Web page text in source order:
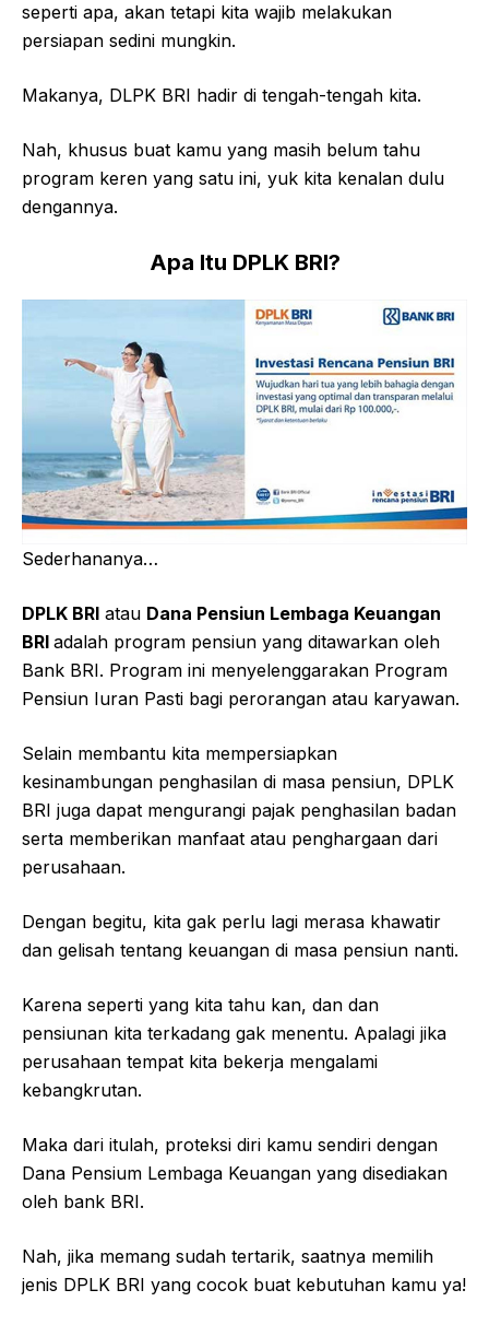
seperti apa, akan tetapi kita wajib melakukan
persiapan sedini mungkin.
Makanya, DLPK BRI hadir di tengah-tengah kita.
Nah, khusus buat kamu yang masih belum tahu
program keren yang satu ini, yuk kita kenalan dulu
dengannya.
Apa Itu DPLK BRI?
Sederhananya…
DPLK BRI atau Dana Pensiun Lembaga Keuangan
BRI adalah program pensiun yang ditawarkan oleh
Bank BRI. Program ini menyelenggarakan Program
Pensiun Iuran Pasti bagi perorangan atau karyawan.
Selain membantu kita mempersiapkan
kesinambungan penghasilan di masa pensiun, DPLK
BRI juga dapat mengurangi pajak penghasilan badan
serta memberikan manfaat atau penghargaan dari
perusahaan.
Dengan begitu, kita gak perlu lagi merasa khawatir
dan gelisah tentang keuangan di masa pensiun nanti.
Karena seperti yang kita tahu kan, dan dan
pensiunan kita terkadang gak menentu. Apalagi jika
perusahaan tempat kita bekerja mengalami
kebangkrutan.
Maka dari itulah, proteksi diri kamu sendiri dengan
Dana Pensium Lembaga Keuangan yang disediakan
oleh bank BRI.
Nah, jika memang sudah tertarik, saatnya memilih
jenis DPLK BRI yang cocok buat kebutuhan kamu ya!